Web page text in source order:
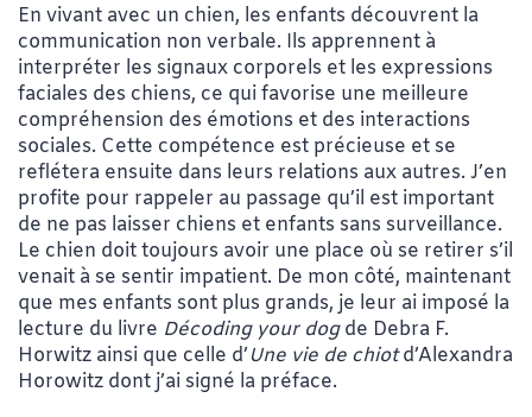
En vivant avec un chien, les enfants découvrent la
communication non verbale. Ils apprennent à
interpréter les signaux corporels et les expressions
faciales des chiens, ce qui favorise une meilleure
compréhension des émotions et des interactions
sociales. Cette compétence est précieuse et se
reflétera ensuite dans leurs relations aux autres. J’en
profite pour rappeler au passage qu’il est important
de ne pas laisser chiens et enfants sans surveillance.
Le chien doit toujours avoir une place où se retirer s’il
venait à se sentir impatient. De mon côté, maintenant
que mes enfants sont plus grands, je leur ai imposé la
lecture du livre Décoding your dogde Debra F.
Horwitz ainsi que celle d’Une vie de chiotd’Alexandra
Horowitz dont j’ai signé la préface.